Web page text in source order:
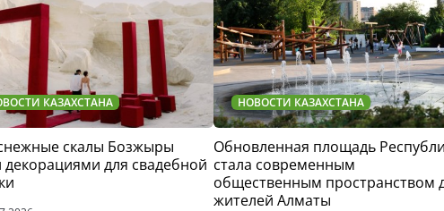
КАЗАХСТАНА
скалы Бозжыры
декорациями для свадебной
НОВОСТИ КАЗАХСТАНА
Обновленная площадь
стала современным
общественным пространством
жителей Алматы